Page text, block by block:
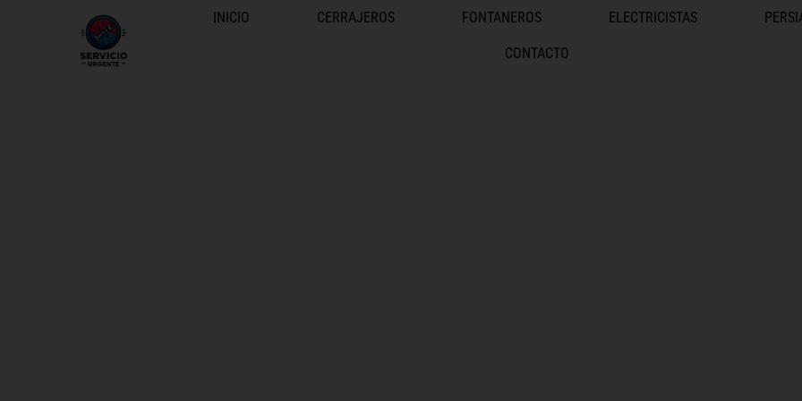
INICIO CERRAJEROS FONTANEROS ELECTRICISTAS
CONTACTO